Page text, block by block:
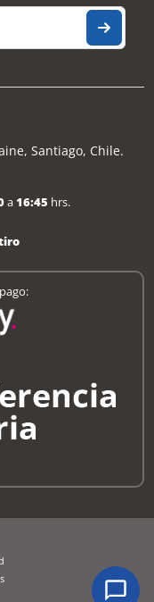
Santiago, Chile.
a16:45 hrs.